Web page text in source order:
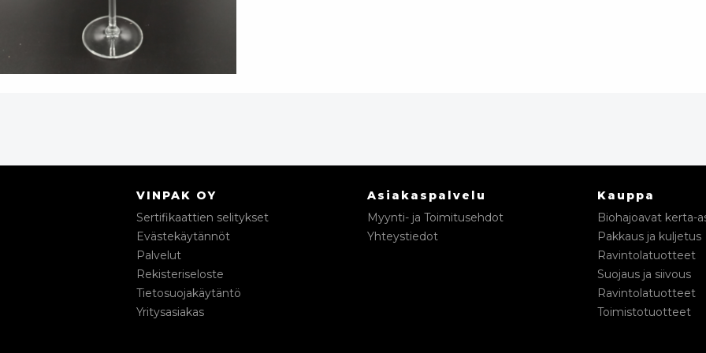
VINPAK OY
Sertifikaattien selitykset
Evästekäytännöt
Palvelut
Rekisteriseloste
Tietosuojakäytäntö
Yritysasiakas
Asiakaspalvelu
Myynti- ja Toimitusehdot
Yhteystiedot
Kauppa
Biohajoavat kerta-
Pakkaus ja kuljetus
Ravintolatuotteet
Suojaus ja siivous
Ravintolatuotteet
Toimistotuotteet